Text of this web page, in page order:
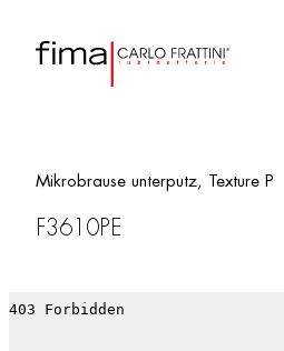
Mikrobrause unterputz, Texture P
F3610PE